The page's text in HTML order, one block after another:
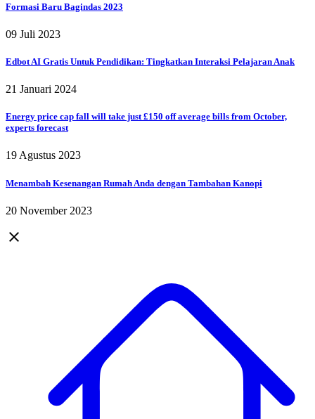
Formasi Baru Bagindas 2023
09 Juli 2023
Edbot AI Gratis Untuk Pendidikan: Tingkatkan Interaksi Pelajaran Anak
21 Januari 2024
Energy price cap fall will take just £150 off average bills from October,
experts forecast
19 Agustus 2023
Menambah Kesenangan Rumah Anda dengan Tambahan Kanopi
20 November 2023